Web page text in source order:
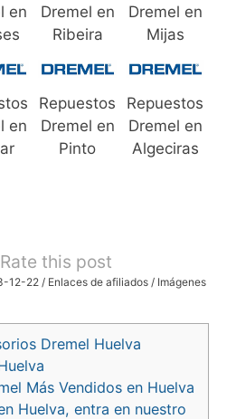
en
Dremel en
Ribeira
Dremel en
Mijas
en
Repuestos
Dremel en
Pinto
Repuestos
Dremel en
Algeciras
Rate this post
22 / Enlaces de afiliados / Imágenes
Dremel Huelva
Más Vendidos en Huelva
Huelva, entra en nuestro